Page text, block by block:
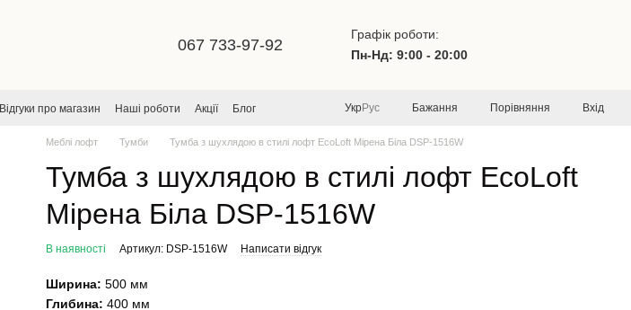
067 733-97-92
Графік роботи:
Пн-Нд: 9:00 - 20:00
Відгуки про магазин Наші роботи Акції
Блог
УкрРус Бажання Порівняння Вхід
Меблі лофт Тумби Тумба з шухлядою в стилі лофт EcoLoft Мірена Біла DSP-1516W
Тумба з шухлядою в стилі лофт EcoLoft
Мірена Біла DSP-1516W
В наявності Артикул: DSP-1516W Написати відгук
Ширина: 500 мм
Глибина: 400 мм